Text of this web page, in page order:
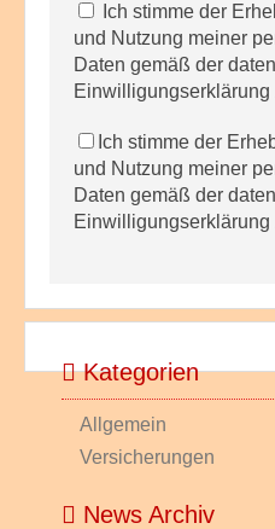
Ich stimme der
und Nutzung meiner
Daten gemäß der
Einwilligungserklärung
Ich stimme der
und Nutzung meiner
Daten gemäß der
Einwilligungserklärung
Kategorien
Allgemein
Versicherungen
News Archiv